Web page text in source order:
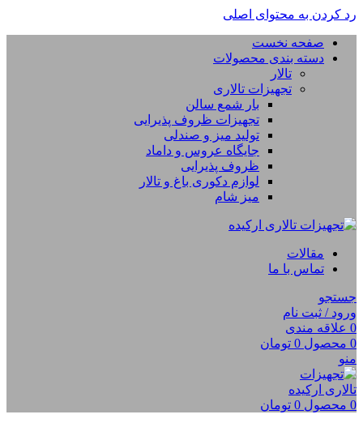
رد کردن به محتوای اصلی
صفحه نخست
دسته بندی محصولات
تالار
تجهیزات تالاری
بار شمع سالن
تجهیزات ظروف پذیرایی
تولید میز و صندلی
جایگاه عروس و داماد
ظروف پذیرایی
لوازم دکوری باغ و تالار
میز شام
مقالات
تماس با ما
جستجو
ورود / ثبت نام
0 علاقه مندی
0 محصول 0 تومان
منو
0 محصول 0 تومان